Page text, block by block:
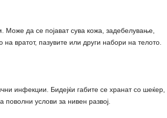
да се појават сува кожа, задебелување,
вратот, пазувите или други набори на телото.
инфекции. Бидејќи габите се хранат со шеќер,
поволни услови за нивен развој.